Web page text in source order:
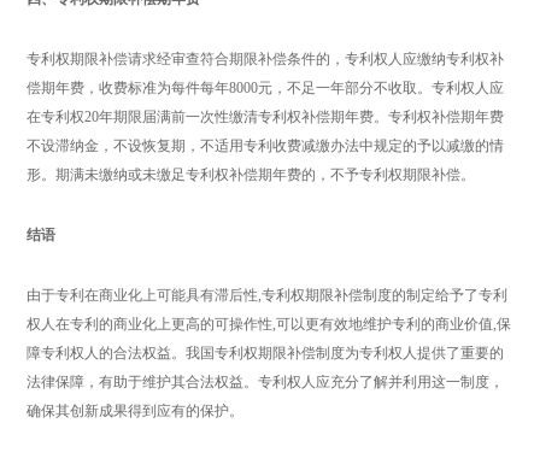
专利权期限补偿请求经审查符合期限补偿条件的，专利权人应缴纳专利权补
偿期年费，收费标准为每件每年8000元，不足一年部分不收取。专利权人应
在专利权20年期限届满前一次性缴清专利权补偿期年费。专利权补偿期年费
不设滞纳金，不设恢复期，不适用专利收费减缴办法中规定的予以减缴的情
形。期满未缴纳或未缴足专利权补偿期年费的，不予专利权期限补偿。
结语
由于专利在商业化上可能具有滞后性,专利权期限补偿制度的制定给予了专利
权人在专利的商业化上更高的可操作性,可以更有效地维护专利的商业价值,保
障专利权人的合法权益。我国专利权期限补偿制度为专利权人提供了重要的
法律保障，有助于维护其合法权益。专利权人应充分了解并利用这一制度，
确保其创新成果得到应有的保护。